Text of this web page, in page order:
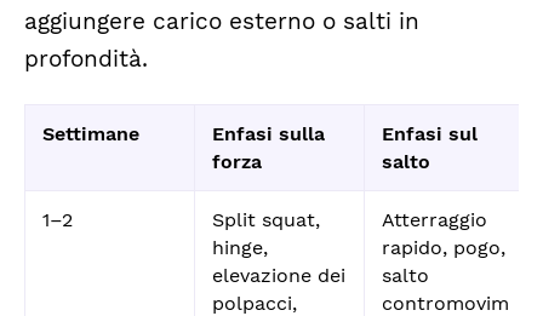
aggiungere carico esterno o salti in
profondità.
Settimane
Enfasi sulla
forza
Enfasi sul
salto
1–2
Split squat,
hinge,
elevazione dei
polpacci,
Atterraggio
rapido, pogo,
salto
contromovim